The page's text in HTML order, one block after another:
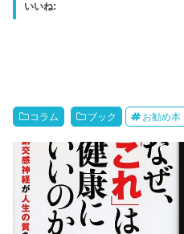
いいね:
コラム ブック お勧め本